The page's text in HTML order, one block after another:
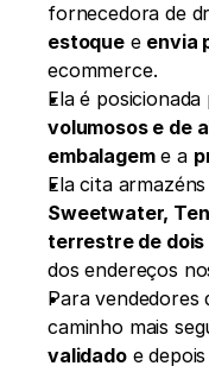
fornecedora de
estoque e envia
ecommerce.
Ela é posicionada
volumosos e de
embalagem e a
Ela cita
Sweetwater,
terrestre de dois
dos endereços
Para vendedores
caminho mais
validado e